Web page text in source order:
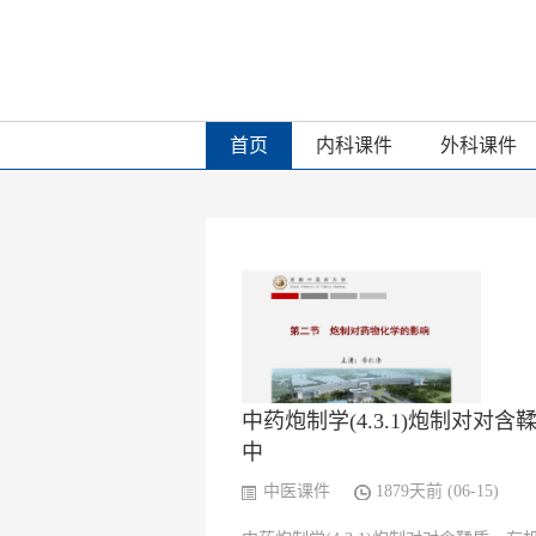
首页 内科课件 外科课件
中药炮制学(4.3.1)炮制对对含
中
中医课件 1879天前 (06-15)